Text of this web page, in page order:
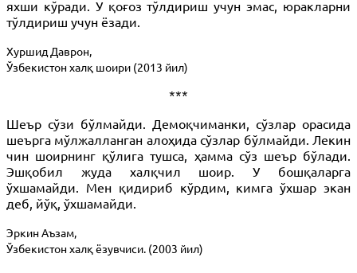
яхши кўради. У қоғоз тўлдириш учун эмас, юракларни
тўлдириш учун ёзади.
Хуршид Даврон,
Ўзбекистон халқ шоири (2013 йил)
***
Шеър сўзи бўлмайди. Демоқчиманки, сўзлар орасида
шеърга мўлжалланган алоҳида сўзлар бўлмайди. Лекин
чин шоирнинг қўлига тушса, ҳамма сўз шеър бўлади.
Эшқобил жуда халқчил шоир. У бошқаларга
ўхшамайди. Мен қидириб кўрдим, кимга ўхшар экан
деб, йўқ, ўхшамайди.
Эркин Аъзам,
Ўзбекистон халқ ёзувчиси. (2003 йил)